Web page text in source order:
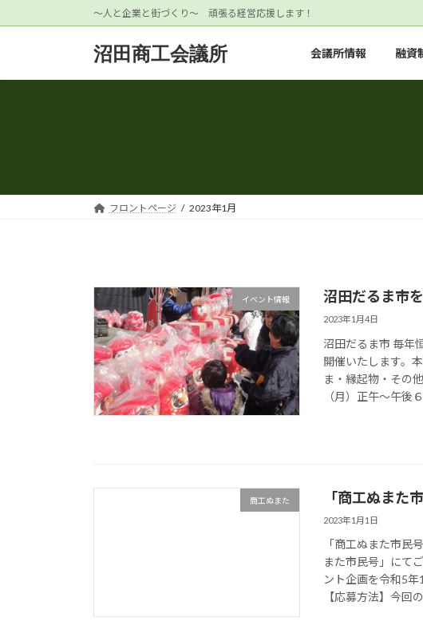
ン
ビ
～人と企業と街づくり～ 頑張る経営応援します！
沼田商工会議所 会議所情報 融資
フロントページ 2023年1月
イベント情報 沼田だるま市
2023年1月4日
沼田だるま市 毎年
開催いたします。
ま・縁起物・その
（月）正午～午後
商工ぬまた 「商工ぬまた
2023年1月1日
「商工ぬまた市民
また市民号」にて
ント企画を令和5年
【応募方法】今回